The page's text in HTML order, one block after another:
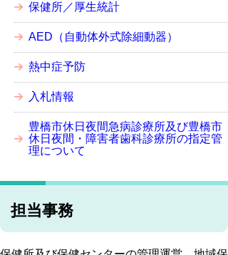
保健所／厚生統計
AED（自動体外式除細動器）
熱中症予防
入札情報
豊橋市休日夜間急病診療所及び豊橋市
休日夜間・障害者歯科診療所の指定管
理について
担当事務